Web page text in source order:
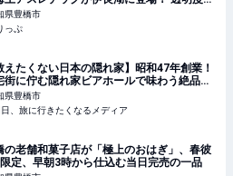
いっきり遊ぼう！ | 愛知県田原市 | いこーよ
県豊橋市
っぷ
えたくない日本の隠れ家】昭和47年創業！
街に佇む隠れ家ビアホールで味わう絶品ビ
/ 愛知県豊橋市の「ビアホール 独逸（どい
県豊橋市
日、旅に行きたくなるメディア
の老舗和菓子店が「極上のおはぎ」、春彼
定、早朝3時から仕込む当日完売の一品